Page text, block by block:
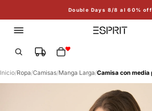
Double Days 8/8 al 60% off
Inicio/Ropa/Camisas/Manga Larga/